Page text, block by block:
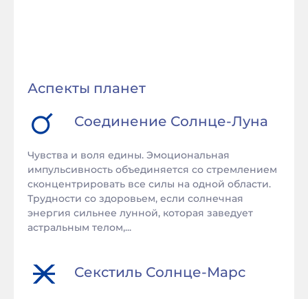
Аспекты планет
Соединение Солнце-Луна
Чувства и воля едины. Эмоциональная
импульсивность объединяется со стремлением
сконцентрировать все силы на одной области.
Трудности со здоровьем, если солнечная
энергия сильнее лунной, которая заведует
астральным телом,...
Секстиль Солнце-Марс